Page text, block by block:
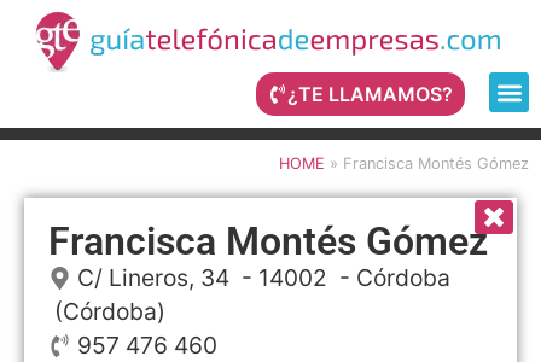
¿TE LLAMAMOS?
HOME » Francisca Montés Gómez
Francisca Montés Gómez
C/ Lineros, 34 - 14002 - Córdoba
(Córdoba)
957 476 460